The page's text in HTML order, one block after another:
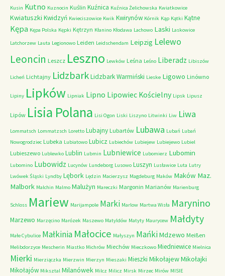
Kusin Kutno Kuznocin Kuślin Kuźnica Kuźnica Żelichowska Kwiatkowice
Kwiatuszki Kwidzyń Kwieciszowice Kwik Kwirynów Kórnik Kąp Kątki Kątne
Kępa Kępa Polska Kępki Kętrzyn Kłanino Kłodawa Lachowo Laski Laskowice
Latchorzew Lauta Legionowo Leiden Leidschendam Leipzig Lelewo
Leoncin Leszcz Leszno Lewków Leśna Leśno Liberadz Libiszów
Licheń Lichtajny LidzbarkLidzbark Warmiński Lieske Ligowo Linówno
Lipiny Lipków Lipniak Lipno Lipowiec Kościelny Lipsk Lipusz
Lipów Lisia Polana Lisi Ogon Liski Liszyno Litwinki Liw Liwa
Lommatsch Lommatzsch Loretto Lubajny Lubartów Lubawa Lubań Lubań
Nowogrodziec Lubeka Lubiatowo Lubicz Lubiechów Lubiejew Lubiejewo Lubiel
Lubieszewo Lublewko Lublin Lubmin Lubniewice Lubomierz Lubomin
Lubomino Lubowidz Lucynów Lundeborg Lusowo Luszyn Lusławice Luta Lutry
Lwówek Śląski Lyndby Lębork Lędzin Macierzysz Magdeburg Maków Maków Maz.
Malbork Malchin Malmo Malużyn Mareczki Margonin Marianów Marienburg
Schloss Mariew Marijampole Marki Marlow Martwa Wisła Marynino
Marzewo Marzęcino Marózek Maszewo Matyldów Matyty Maurycew Małdyty
Małe Cybulice Małkinia Małocice Małyszyn MańkiMdzewo Meißen
Melibdorzyce Mescherin Miastko Michrów Miechów Mieczkowo Miedniewice Mielnica
Mierki Mierziączka Mierzwin Mierzyn Mieszaki Mieszki MikołajewMikołajki
Mikołajów Miksztal Milanówek Milcz Milicz Mirsk Mirzec Mirów MISIE